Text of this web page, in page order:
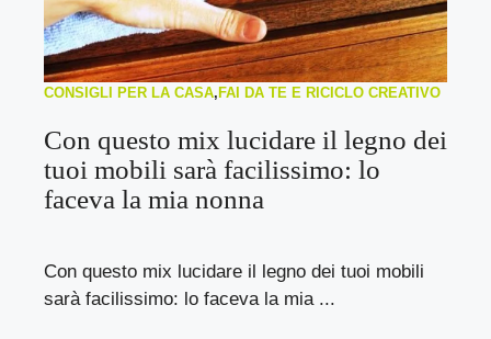
CONSIGLI PER LA CASA, FAI DA TE E RICICLO CREATIVO
Con questo mix lucidare il legno dei
tuoi mobili sarà facilissimo: lo
faceva la mia nonna
Con questo mix lucidare il legno dei tuoi mobili
sarà facilissimo: lo faceva la mia ...